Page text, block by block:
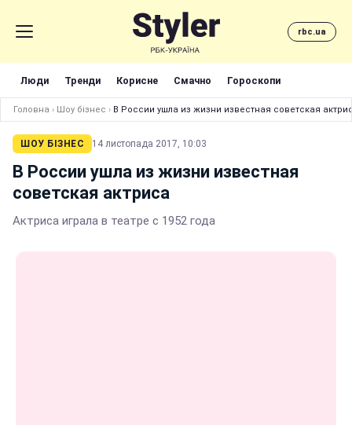
rbc.ua
Люди Тренди Корисне Смачно Гороскопи
Головна › Шоу бізнес › В России ушла из жизни известная советская
ШОУ БІЗНЕС 14 листопада 2017, 10:03
В России ушла из жизни известная
советская актриса
Актриса играла в театре с 1952 года